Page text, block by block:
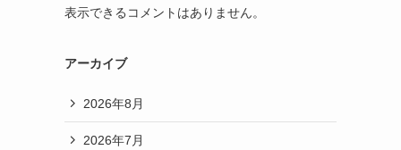
表示できるコメントはありません。
アーカイブ
2026年8月
2026年7月